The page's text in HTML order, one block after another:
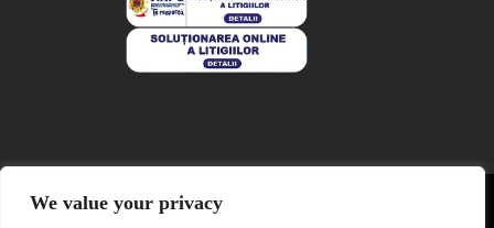
We value your privacyCOPYRIGHT © 2004 – 2023